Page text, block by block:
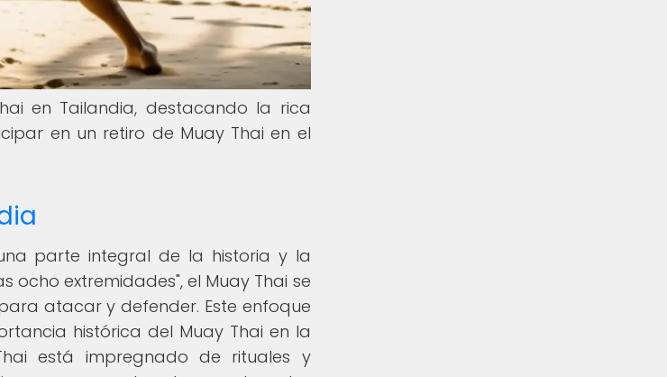
en Tailandia, destacando la rica
en un retiro de Muay Thai en el
parte integral de la historia y la
extremidades", el Muay Thai se
atacar y defender. Este enfoque
histórica del Muay Thai en la
está impregnado de rituales y